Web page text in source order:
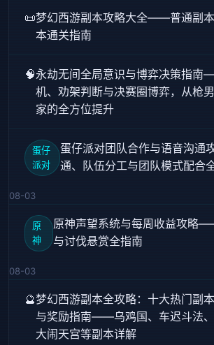
📜梦幻西游副本攻略大全——普通副本
本通关指南
🧠永劫无间全局意识与博弈决策指
机、劝架判断与决赛圈博弈，从枪
家的全方位提升
蛋仔
派对
蛋仔派对团队合作与语音沟
通、队伍分工与团队模式配合
08-03
原
神
原神声望系统与每周收益攻略
与讨伐悬赏全指南
08-03
🔮梦幻西游副本全攻略：十大热门副
与奖励指南——乌鸡国、车迟斗法、
大闹天宫等副本详解